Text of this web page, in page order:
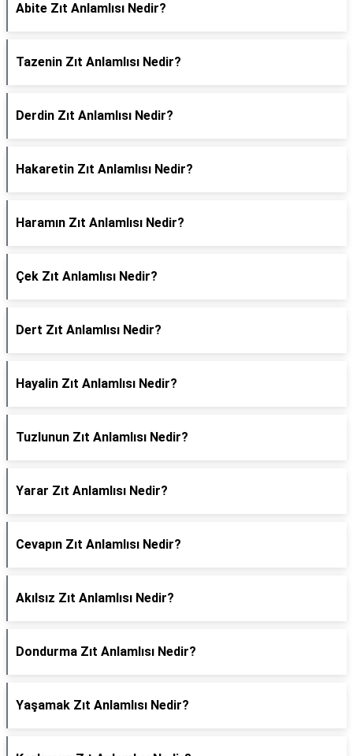
Abite Zıt Anlamlısı Nedir?
Tazenin Zıt Anlamlısı Nedir?
Derdin Zıt Anlamlısı Nedir?
Hakaretin Zıt Anlamlısı Nedir?
Haramın Zıt Anlamlısı Nedir?
Çek Zıt Anlamlısı Nedir?
Dert Zıt Anlamlısı Nedir?
Hayalin Zıt Anlamlısı Nedir?
Tuzlunun Zıt Anlamlısı Nedir?
Yarar Zıt Anlamlısı Nedir?
Cevapın Zıt Anlamlısı Nedir?
Akılsız Zıt Anlamlısı Nedir?
Dondurma Zıt Anlamlısı Nedir?
Yaşamak Zıt Anlamlısı Nedir?